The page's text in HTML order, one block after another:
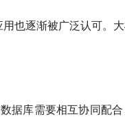
也逐渐被广泛认可。
据库需要相互协同配